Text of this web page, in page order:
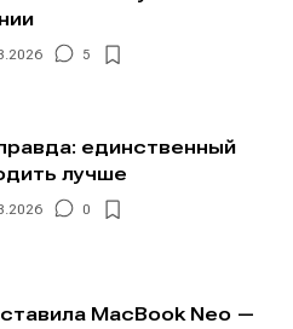
5
единственный
лучше
0
MacBook Neo —